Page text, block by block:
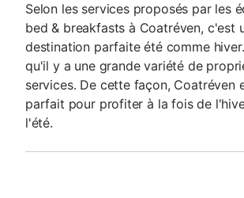
Selon les services proposés par les
bed & breakfasts à Coatréven, c'est
destination parfaite été comme
qu'il y a une grande variété de
services. De cette façon, Coatréven
parfait pour profiter à la fois de
l'été.